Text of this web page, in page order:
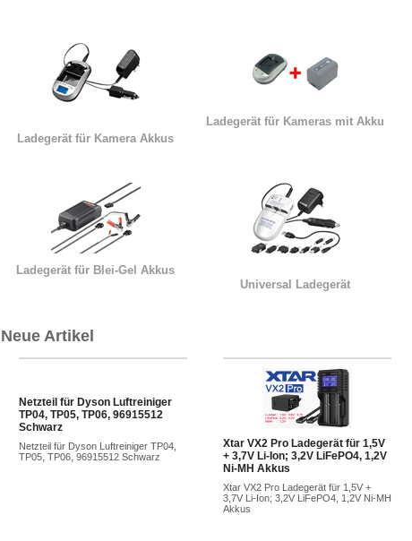
Ladegerät für Kamera Akkus
Ladegerät für Kameras mit Akku
Ladegerät für Blei-Gel Akkus
Universal Ladegerät
Neue Artikel
Netzteil für Dyson Luftreiniger
TP04, TP05, TP06, 96915512
Schwarz
Netzteil für Dyson Luftreiniger TP04,
TP05, TP06, 96915512 Schwarz
Xtar VX2 Pro Ladegerät für 1,5V
+ 3,7V Li-Ion; 3,2V LiFePO4, 1,2V
Ni-MH Akkus
Xtar VX2 Pro Ladegerät für 1,5V +
3,7V Li-Ion; 3,2V LiFePO4, 1,2V Ni-MH
Akkus